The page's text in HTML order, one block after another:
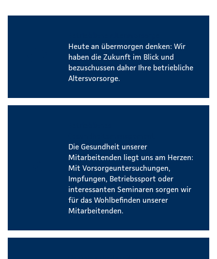
Heute an übermorgen denken: Wir
haben die Zukunft im Blick und
bezuschussen daher Ihre betriebliche
Altersvorsorge.
Die Gesundheit unserer
Mitarbeitenden liegt uns am Herzen:
Mit Vorsorgeuntersuchungen,
Impfungen, Betriebssport oder
interessanten Seminaren sorgen wir
für das Wohlbefinden unserer
Mitarbeitenden.